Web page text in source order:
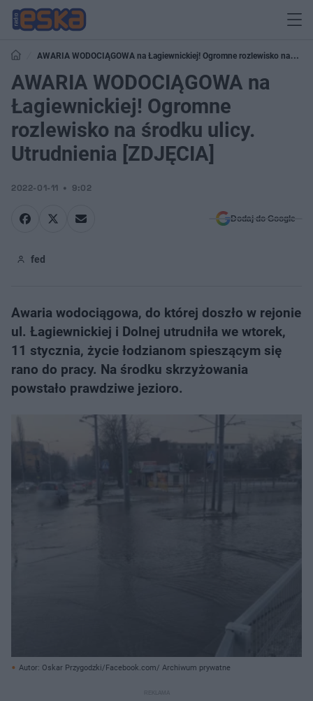
AWARIA WODOCIĄGOWA na Łagiewnickiej! Ogromne rozlewisko na
środku ulicy. Utrudnienia [ZDJĘCIA]
AWARIA WODOCIĄGOWA na
Łagiewnickiej! Ogromne
rozlewisko na środku ulicy.
Utrudnienia [ZDJĘCIA]
2022-01-11 9:02
Dodaj do Google
fed
Awaria wodociągowa, do której doszło w rejonie
ul. Łagiewnickiej i Dolnej utrudniła we wtorek,
11 stycznia, życie łodzianom spieszącym się
rano do pracy. Na środku skrzyżowania
powstało prawdziwe jezioro.
Autor: Oskar Przygodzki/Facebook.com/ Archiwum prywatne